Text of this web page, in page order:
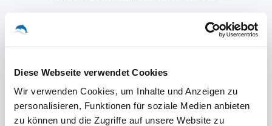
Diese Webseite verwendet Cookies
Wir verwenden Cookies, um Inhalte und Anzeigen zu
personalisieren, Funktionen für soziale Medien anbieten
zu können und die Zugriffe auf unsere Website zu